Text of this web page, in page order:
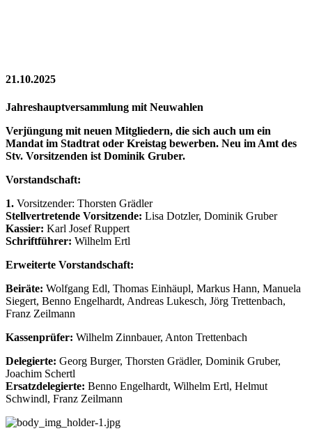
21.10.2025
Jahreshauptversammlung mit Neuwahlen
Verjüngung mit neuen Mitgliedern, die sich auch um ein
Mandat im Stadtrat oder Kreistag bewerben. Neu im Amt des
Stv. Vorsitzenden ist Dominik Gruber.
Vorstandschaft:
1. Vorsitzender: Thorsten Grädler
Stellvertretende Vorsitzende: Lisa Dotzler, Dominik Gruber
Kassier: Karl Josef Ruppert
Schriftführer: Wilhelm Ertl
Erweiterte Vorstandschaft:
Beiräte: Wolfgang Edl, Thomas Einhäupl, Markus Hann, Manuela
Siegert, Benno Engelhardt, Andreas Lukesch, Jörg Trettenbach,
Franz Zeilmann
Kassenprüfer: Wilhelm Zinnbauer, Anton Trettenbach
Delegierte: Georg Burger, Thorsten Grädler, Dominik Gruber,
Joachim Schertl
Ersatzdelegierte: Benno Engelhardt, Wilhelm Ertl, Helmut
Schwindl, Franz Zeilmann